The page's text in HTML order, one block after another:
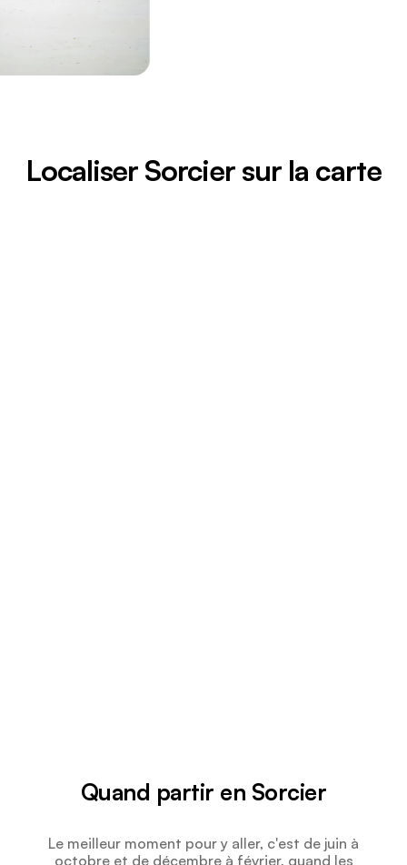
Localiser Sorcier sur la carte
Quand partir en Sorcier
Le meilleur moment pour y aller, c'est de juin à
octobre et de décembre à février, quand les